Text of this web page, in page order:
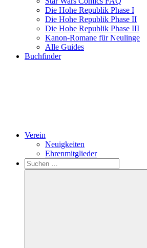
Die Hohe Republik Phase I
Die Hohe Republik Phase II
Die Hohe Republik Phase III
Kanon-Romane für Neulinge
Alle Guides
Buchfinder
Verein
Neuigkeiten
Ehrenmitglieder
Search
Suchen
nach: